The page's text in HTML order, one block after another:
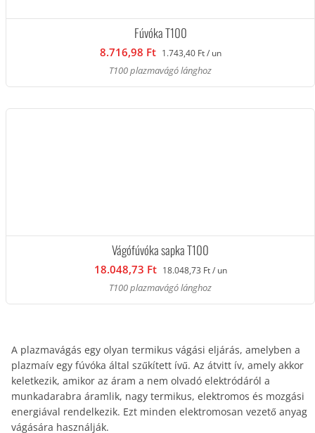
Fúvóka T100
8.716,98 Ft 1.743,40 Ft / un
T100 plazmavágó lánghoz
Vágófúvóka sapka T100
18.048,73 Ft 18.048,73 Ft / un
T100 plazmavágó lánghoz
A plazmavágás egy olyan termikus vágási eljárás, amelyben a
plazmaív egy fúvóka által szűkített ívű. Az átvitt ív, amely akkor
keletkezik, amikor az áram a nem olvadó elektródáról a
munkadarabra áramlik, nagy termikus, elektromos és mozgási
energiával rendelkezik. Ezt minden elektromosan vezető anyag
vágására használják.